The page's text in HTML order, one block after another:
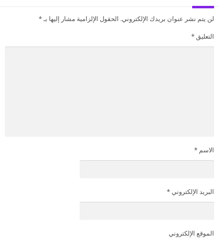
لن يتم نشر عنوان بريدك الإلكتروني. الحقول الإلزامية مشار إليها بـ*
التعليق *
الاسم *
البريد الإلكتروني *
الموقع الإلكتروني